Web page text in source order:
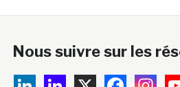
Nous suivre sur les